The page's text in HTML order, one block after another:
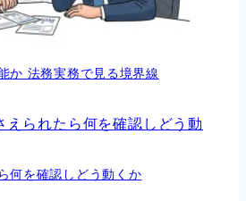
か 法務実務で見る境界線
何を確認しどう動くか